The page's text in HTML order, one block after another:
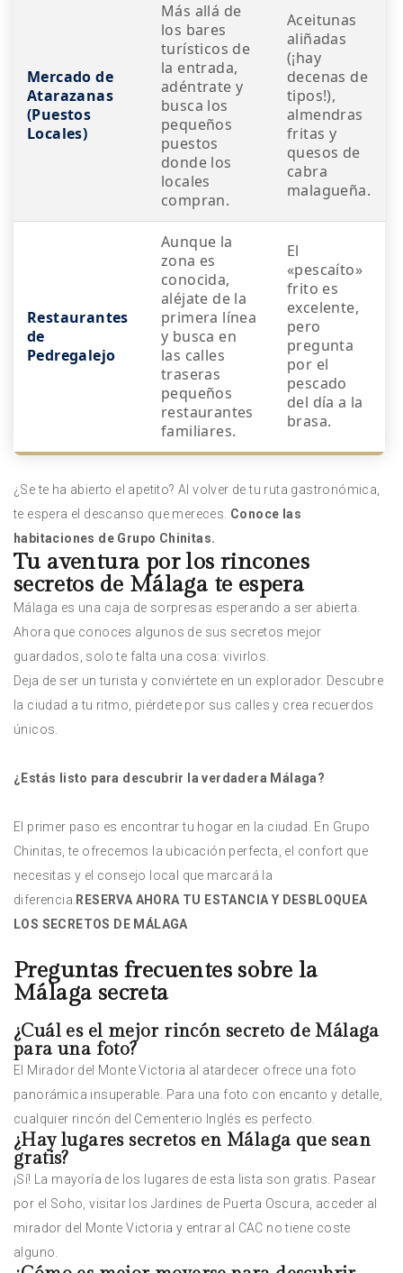
Mercado de
Atarazanas
(Puestos
Locales)
Más allá de
los bares
turísticos de
la entrada,
adéntrate y
busca los
pequeños
puestos
donde los
locales
compran.
Aceitunas
aliñadas
(¡hay
decenas de
tipos!),
almendras
fritas y
quesos de
cabra
malagueña.
Restaurantes
de
Pedregalejo
Aunque la
zona es
conocida,
aléjate de la
primera línea
y busca en
las calles
traseras
pequeños
restaurantes
familiares.
El
«pescaíto»
frito es
excelente,
pero
pregunta
por el
pescado
del día a la
brasa.
¿Se te ha abierto el apetito? Al volver de tu ruta gastronómica,
te espera el descanso que mereces. Conoce las
habitaciones de Grupo Chinitas.
Tu aventura por los rincones
secretos de Málaga te espera
Málaga es una caja de sorpresas esperando a ser abierta.
Ahora que conoces algunos de sus secretos mejor
guardados, solo te falta una cosa: vivirlos.
Deja de ser un turista y conviértete en un explorador. Descubre
la ciudad a tu ritmo, piérdete por sus calles y crea recuerdos
únicos.
¿Estás listo para descubrir la verdadera Málaga?
El primer paso es encontrar tu hogar en la ciudad. En Grupo
Chinitas, te ofrecemos la ubicación perfecta, el confort que
necesitas y el consejo local que marcará la
diferencia. RESERVA AHORA TU ESTANCIA Y DESBLOQUEA
LOS SECRETOS DE MÁLAGA
Preguntas frecuentes sobre la
Málaga secreta
¿Cuál es el mejor rincón secreto de Málaga
para una foto?
El Mirador del Monte Victoria al atardecer ofrece una foto
panorámica insuperable. Para una foto con encanto y detalle,
cualquier rincón del Cementerio Inglés es perfecto.
¿Hay lugares secretos en Málaga que sean
gratis?
¡Sí! La mayoría de los lugares de esta lista son gratis. Pasear
por el Soho, visitar los Jardines de Puerta Oscura, acceder al
mirador del Monte Victoria y entrar al CAC no tiene coste
alguno.